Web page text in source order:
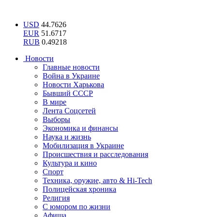
USD 44.7626
EUR 51.6717
RUB 0.49218
Новости
Главные новости
Война в Украине
Новости Харькова
Бывший СССР
В мире
Лента Соцсетей
Выборы
Экономика и финансы
Наука и жизнь
Мобилизация в Украине
Происшествия и расследования
Культура и кино
Спорт
Техника, оружие, авто & Hi-Tech
Полицейская хроника
Религия
С юмором по жизни
Афиша